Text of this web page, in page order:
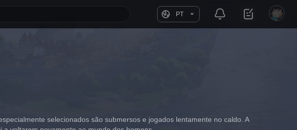
PT
selecionados são submersos e jogados lentamente no caldo. A